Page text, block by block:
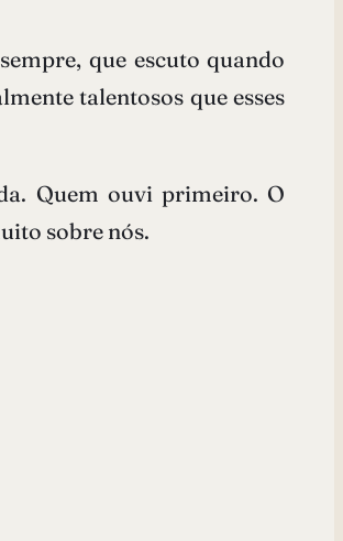
que escuto quando
talentosos que esses
Quem ouvi primeiro. O
sobre nós.